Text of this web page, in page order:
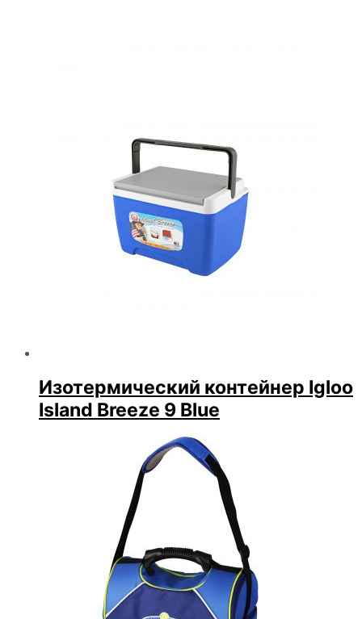
Изотермический контейнер Igloo
Island Breeze 9 Blue